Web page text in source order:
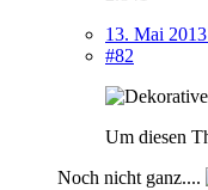
13. Mai
#82
Um diesen
Noch nicht ganz....